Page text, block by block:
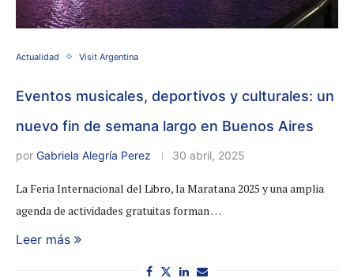
Actualidad Visit Argentina
Eventos musicales, deportivos y culturales: un
nuevo fin de semana largo en Buenos Aires
por Gabriela Alegría Perez 30 abril, 2025
La Feria Internacional del Libro, la Maratana 2025 y una amplia
agenda de actividades gratuitas forman …
Leer más